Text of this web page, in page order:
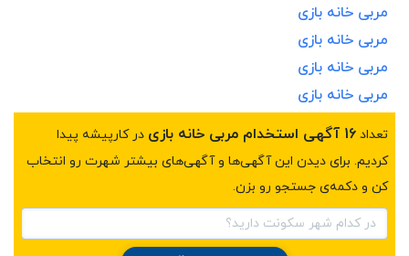
مربی خانه بازی
مربی خانه بازی
مربی خانه بازی
مربی خانه بازی
تعداد 16 آگهی استخدام مربی خانه بازی
در کارپیشه پیدا
کردیم. برای دیدن این آگهی‌ها و آگهی‌های بیشتر شهرت رو انتخاب
کن و دکمه‌ی جستجو رو بزن.
در کدام شهر سکونت دارید؟